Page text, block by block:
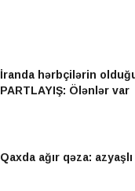
İranda hərbçilərin
PARTLAYIŞ: Ölənlər var
Qaxda ağır qəza: